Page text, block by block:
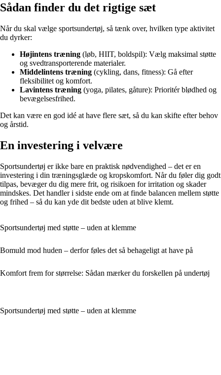
Sådan finder du det rigtige sæt
Når du skal vælge sportsundertøj, så tænk over, hvilken type aktivitet
du dyrker:
Højintens træning (løb, HIIT, boldspil): Vælg maksimal støtte
og svedtransporterende materialer.
Middelintens træning (cykling, dans, fitness): Gå efter
fleksibilitet og komfort.
Lavintens træning (yoga, pilates, gåture): Prioritér blødhed og
bevægelsesfrihed.
Det kan være en god idé at have flere sæt, så du kan skifte efter behov
og årstid.
En investering i velvære
Sportsundertøj er ikke bare en praktisk nødvendighed – det er en
investering i din træningsglæde og kropskomfort. Når du føler dig godt
tilpas, bevæger du dig mere frit, og risikoen for irritation og skader
mindskes. Det handler i sidste ende om at finde balancen mellem støtte
og frihed – så du kan yde dit bedste uden at blive klemt.
Sportsundertøj med støtte – uden at klemme
Bomuld mod huden – derfor føles det så behageligt at have på
Komfort frem for størrelse: Sådan mærker du forskellen på undertøj
Sportsundertøj med støtte – uden at klemme